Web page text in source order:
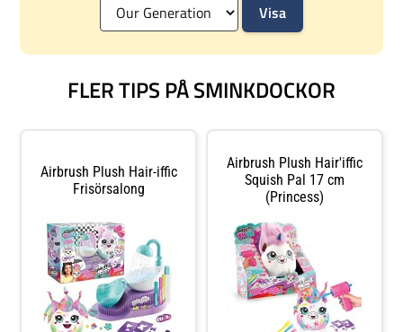
FLER TIPS PÅ SMINKDOCKOR
Airbrush Plush Hair-iffic
Frisörsalong
Airbrush Plush Hair'iffic
Squish Pal 17 cm
(Princess)